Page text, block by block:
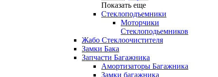
Показать еще
Стеклоподъемники
Моторчики
Стеклоподьемников
Жабо Стеклоочистителя
Замки Бака
Запчасти Багажника
Амортизаторы Багажника
Замки багажника